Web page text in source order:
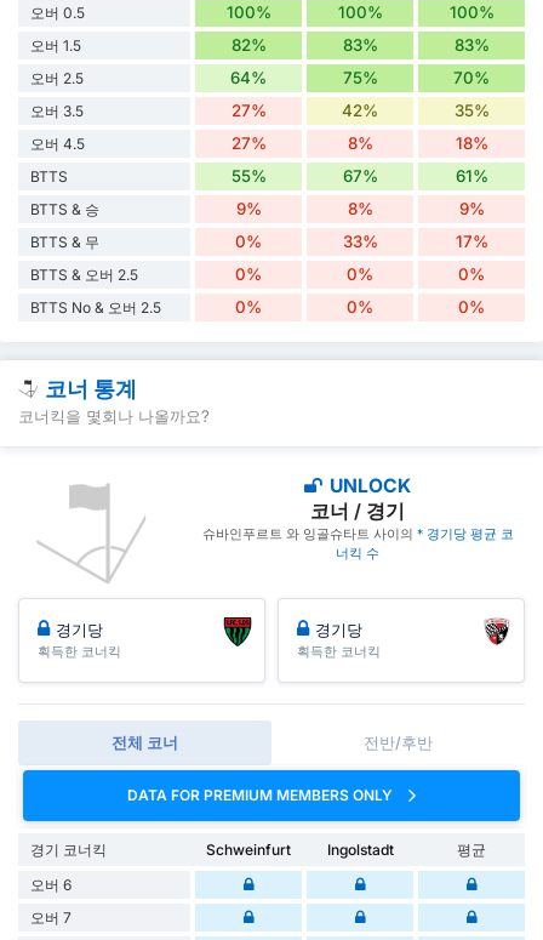
오버 0.5
100% 100% 100%
오버 1.5 82% 83% 83%
오버 2.5 64% 75% 70%
오버 3.5 27% 42% 35%
오버 4.5 27% 8% 18%
BTTS 55% 67% 61%
BTTS & 승 9% 8% 9%
BTTS & 무 0% 33% 17%
BTTS & 오버 2.5 0% 0% 0%
BTTS No & 오버 2.5 0% 0% 0%
코너 통계
코너킥을 몇회나 나올까요?
UNLOCK
코너 / 경기
슈바인푸르트 와 잉골슈타트 사이의 * 경기당 평균 코
너킥 수
경기당
획득한 코너킥
경기당
획득한 코너킥
전체 코너 전반/후반
DATA FOR PREMIUM MEMBERS ONLY
경기 코너킥 Schweinfurt Ingolstadt
평균
오버 6
오버 7